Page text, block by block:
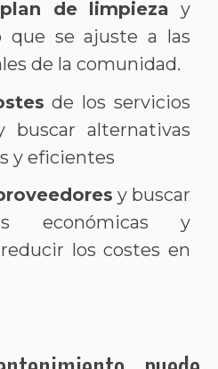
plan de limpieza y
que se ajuste a las
de la comunidad.
de los servicios
buscar alternativas
y eficientes
y buscar
económicas y
los costes en